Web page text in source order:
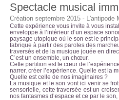
Spectacle musical
Création septembre 2015 - L'antipode
Cette expérience vous invite à vous
enveloppe à l’intérieur d’un espace
paysage utopique où le son est le
fabrique à partir des paroles des
traversés et de la musique jouée en
C’est un ensemble, un chœur.
Cette partition est le cœur de
narrer, créer l’expérience. Quelle est la
Quelle est celle de nos imaginaires ?
La musique et le son vont ici venir se
sensorielle, cette traversée est un
nos fantasmes d’espace et ce par le